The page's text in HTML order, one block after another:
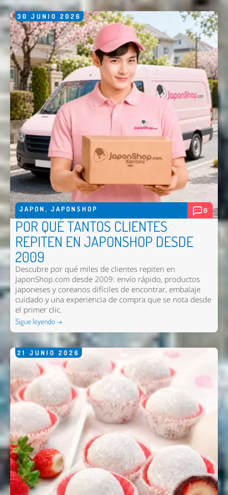
30 JUNIO 2026
JAPON , JAPONSHOP 0
POR QUÉ TANTOS CLIENTES
REPITEN EN JAPONSHOP DESDE
2009
Descubre por qué miles de clientes repiten en
JaponShop.com desde 2009: envío rápido, productos
japoneses y coreanos difíciles de encontrar, embalaje
cuidado y una experiencia de compra que se nota desde
el primer clic.
Sigue leyendo →
21 JUNIO 2026